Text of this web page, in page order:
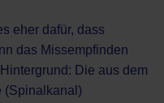
eher dafür, dass
das Missempfinden
Die aus dem
(Spinalkanal)